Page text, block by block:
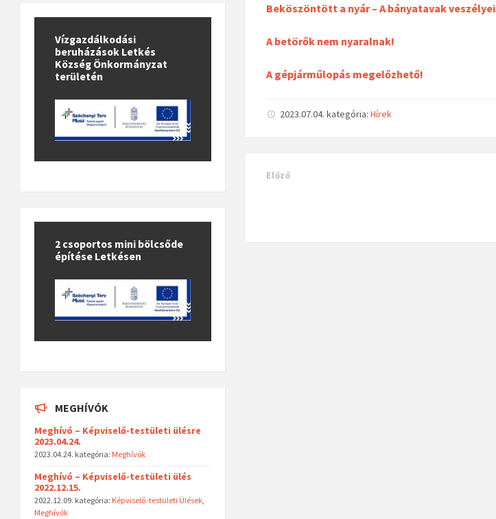
Beköszöntött a nyár – A bányatavak veszélyei
A betörők nem nyaralnak!
A gépjárműlopás megelőzhető!
2023.07.04.kategória:Hírek
Előző
Vízgazdálkodási
beruházások Letkés
Község Önkormányzat
területén
2 csoportos mini bölcsőde
építése Letkésen
MEGHÍVÓK
Meghívó – Képviselő-testületi ülésre
2023.04.24.
2023.04.24. kategória: Meghívók
Meghívó – Képviselő-testületi ülés
2022.12.15.
2022.12.09. kategória: Képviselő-testületi Ülések,
Meghívók